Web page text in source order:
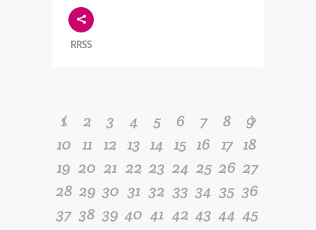
RRSS
1 2 3 4 5 6 7 8
9
10 11 12 13 14 15 16 17 18
19 20 21 22 23 24 25 26 27
28 29 30 31 32 33 34 35 36
37 38 39 40 41 42 43 44 45